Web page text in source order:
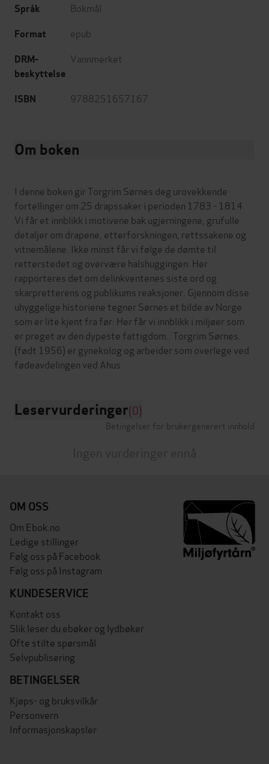
Språk Bokmål
Format epub
DRM-
beskyttelse
Vannmerket
ISBN 9788251657167
Om boken
I denne boken gir Torgrim Sørnes deg urovekkende
fortellinger om 25 drapssaker i perioden 1783 - 1814.
Vi får et innblikk i motivene bak ugjerningene, grufulle
detaljer om drapene, etterforskningen, rettssakene og
vitnemålene. Ikke minst får vi følge de dømte til
retterstedet og overvære halshuggingen. Her
rapporteres det om delinkventenes siste ord og
skarpretterens og publikums reaksjoner. Gjennom disse
uhyggelige historiene tegner Sørnes et bilde av Norge
som er lite kjent fra før: Her får vi innblikk i miljøer som
er preget av den dypeste fattigdom.. Torgrim Sørnes.
(født 1956) er gynekolog og arbeider som overlege ved
Leservurderinger(0)
Betingelser for brukergenerert innhold
Ingen vurderinger ennå
OM OSS
Om Ebok.no
Ledige stillinger
Følg oss på Facebook
Følg oss på Instagram
KUNDESERVICE
Kontakt oss
Slik leser du ebøker og lydbøker
Ofte stilte spørsmål
Selvpublisering
BETINGELSER
Kjøps- og bruksvilkår
Personvern
Informasjonskapsler